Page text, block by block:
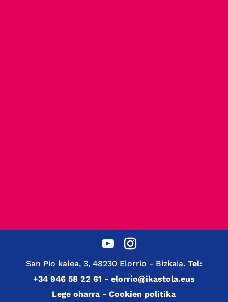
San Pio kalea, 3, 48230 Elorrio - Bizkaia. Tel:
+34 946 58 22 61 - elorrio@ikastola.eus
Lege oharra -Cookien politika